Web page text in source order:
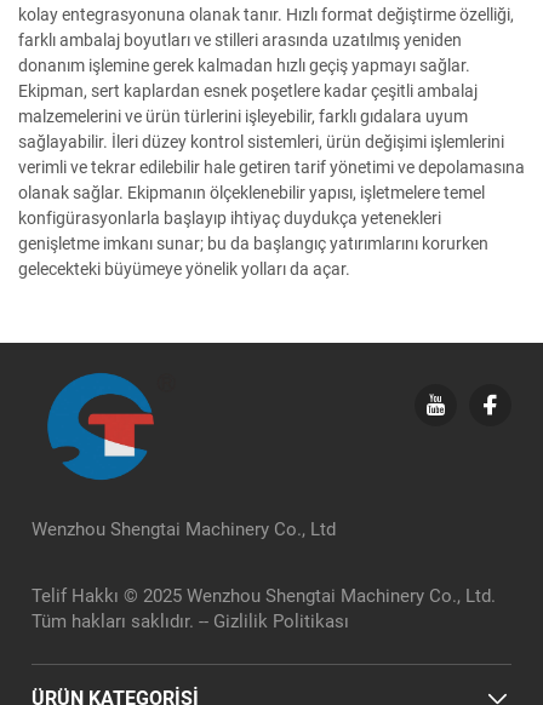
kolay entegrasyonuna olanak tanır. Hızlı format değiştirme özelliği,
farklı ambalaj boyutları ve stilleri arasında uzatılmış yeniden
donanım işlemine gerek kalmadan hızlı geçiş yapmayı sağlar.
Ekipman, sert kaplardan esnek poşetlere kadar çeşitli ambalaj
malzemelerini ve ürün türlerini işleyebilir, farklı gıdalara uyum
sağlayabilir. İleri düzey kontrol sistemleri, ürün değişimi işlemlerini
verimli ve tekrar edilebilir hale getiren tarif yönetimi ve depolamasına
olanak sağlar. Ekipmanın ölçeklenebilir yapısı, işletmelere temel
konfigürasyonlarla başlayıp ihtiyaç duydukça yetenekleri
genişletme imkanı sunar; bu da başlangıç yatırımlarını korurken
gelecekteki büyümeye yönelik yolları da açar.
Wenzhou Shengtai Machinery Co., Ltd
Telif Hakkı © 2025 Wenzhou Shengtai Machinery Co., Ltd.
Tüm hakları saklıdır. -- Gizlilik Politikası
ÜRÜN KATEGORİSİ